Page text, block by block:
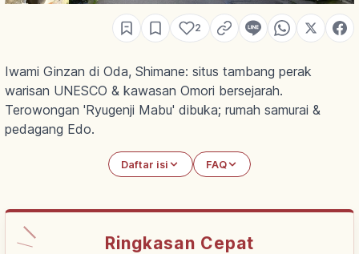
2
Iwami Ginzan di Oda, Shimane: situs tambang perak
warisan UNESCO & kawasan Omori bersejarah.
Terowongan 'Ryugenji Mabu' dibuka; rumah samurai &
pedagang Edo.
Daftar isi FAQ
Ringkasan Cepat